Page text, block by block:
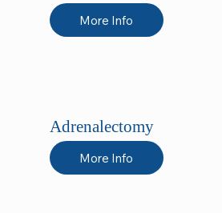
More Info
Adrenalectomy
More Info